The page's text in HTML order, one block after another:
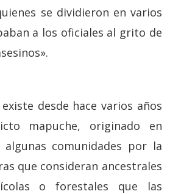
se dividieron en varios
a los oficiales al grito de
desde hace varios años
mapuche, originado en
algunas comunidades por la
que consideran ancestrales
o forestales que las